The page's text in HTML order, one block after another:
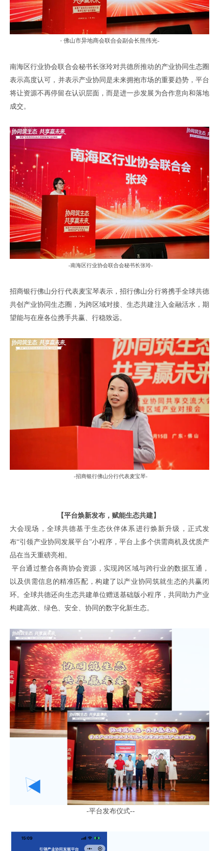
- 佛山市异地商会联合会副会长熊伟光-
南海区行业协会联合会秘书长张玲对共德所推动的产业协同生态圈
表示高度认可 ， 并表示产业协同是未来拥抱市场的重要趋势， 平台
将让资源不再停留在认识层面，而是进一步发展为合作意向和落地
成交。
-南海区行业协会联合会秘书长张玲-
招商银行佛山分行代表麦宝琴表示 ，招行佛山分行将携手全球共德
共创 产业协同生态圈，为跨区域对接、生态共建注入金融活水，期
望能与在座各位携手共赢、行稳致远。
-招商银行佛山分行代表麦宝琴-
【平台焕新发布，赋能生态共建】
大会现场，全球共德基于生态伙伴体系进行焕新升级 ， 正式发
布“引领产业协同发展平台”小程序，平台上多个供需商机及优质产
品在当天重磅亮相 。
平台通过整合各商协会资源，实现跨 区域与跨行业的数据互通，
以及供需信息 的精准匹配，构建了 以产业协同筑就生态的共赢闭
环。全球共德还向生态共建单位赠送基础版小程序， 共同 助力 产业
构建高效、绿色、安全、协同的数字化新生态。
-平台发布仪式--